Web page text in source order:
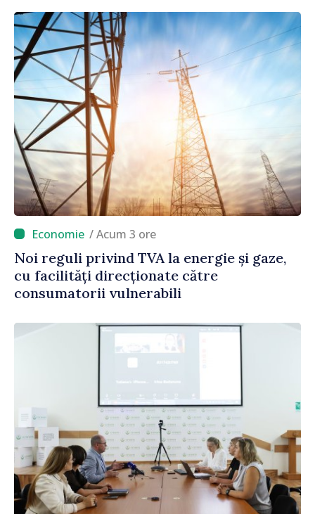
/ Acum 3 ore
Noi reguli privind TVA la energie și gaze,
cu facilități direcționate către
consumatorii vulnerabili